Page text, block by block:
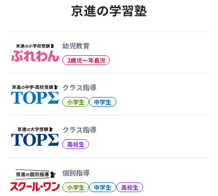
京進の学習塾
幼児教育
2歳児〜年長児
クラス指導
小学生 中学生
クラス指導
高校生
個別指導
小学生 中学生 高校生